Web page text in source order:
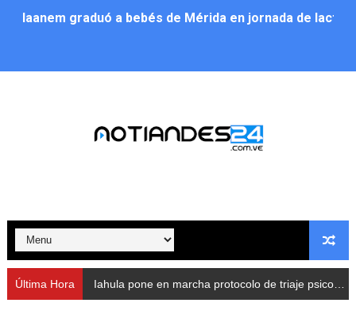
Iaanem graduó a bebés de Mérida en jornada de
Alcalde Nelson Álvarez llevó jornada recreativa a la
Nevado Gas optimiza servicio residencial en la
Balance semestral impulsa inclusión y atención a
Plan Vacacional Comunitario “Ríe 2026” recorre las
Última Hora Iahula pone en marcha protocolo de triaje psicosocial para atender a rescatistas